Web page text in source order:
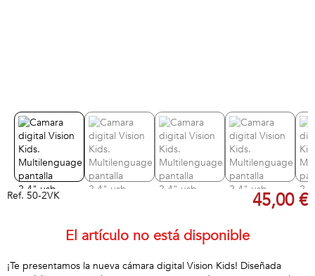
Ref. 50-2VK 45,00 €
El artículo no está disponible
¡Te presentamos la nueva cámara digital Vision Kids! Diseñada